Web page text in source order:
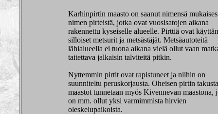
Karhinpirtin maasto on saanut nimensä
nimen pirteistä, jotka ovat vuosisatojen aikana
rakennettu kyseiselle alueelle. Pirttiä ovat
silloiset metsurit ja metsästäjät. Metsäautoteitä
lähialueella ei tuona aikana vielä ollut vaan
taitettava jalkaisin talviteitä pitkin.
Nyttemmin pirtit ovat rapistuneet ja niihin on
suunniteltu peruskorjausta. Oheisen pirtin
maastot tunnetaan myös Kivennevan maastona,
on mm. ollut yksi varmimmista hirvien
oleskelupaikoista.